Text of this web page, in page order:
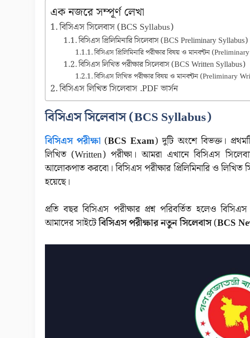
এক নজরে সম্পূর্ণ লেখা
বিসিএস সিলেবাস (BCS Syllabus)
বিসিএস প্রিলিমিনারি সিলেবাস (BCS Preliminary Syllabus)
বিসিএস প্রিলিমিনারি পরীক্ষার বিষয় ও মানবন্টন
বিসিএস লিখিত পরীক্ষার সিলেবাস (BCS Written Syllabus)
বিসিএস লিখিত পরীক্ষার বিষয় ও মানবন্টন
বিসিএস লিখিত সিলেবাস .PDF ভার্সন
বিসিএস সিলেবাস (BCS Syllabus)
বিসিএস পরীক্ষা (BCS Exam) দুটি অংশে বিভক্ত।
লিখিত (Written) পরীক্ষা। আমরা এখানে বিসিএস
আলোকপাত করবো। বিসিএস পরীক্ষার প্রিলিমিনারি ও
হয়েছে।
প্রতি বছর বিসিএস পরীক্ষার প্রশ্ন পরিবর্তিত হলেও
আমাদের সাইটেবিসিএস পরীক্ষার নতুন সিলেবাস(BCS